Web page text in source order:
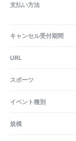
支払い方法
キャンセル受付期間
URL
スポーツ
イベント種別
規模